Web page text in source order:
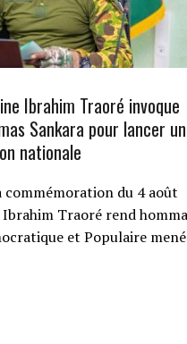
Ibrahim Traoré invoque
Sankara pour lancer un
nationale
commémoration du 4 août
Traoré rend
et Populaire